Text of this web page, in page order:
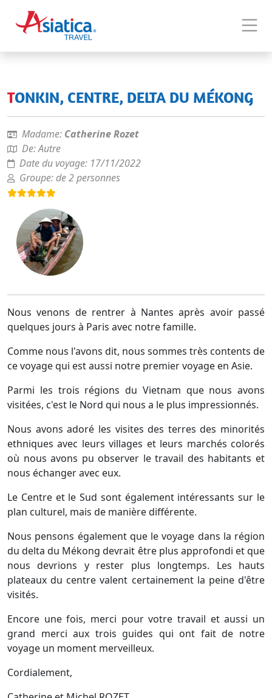
TONKIN, CENTRE, DELTA DU MÉKONG
Madame: Catherine Rozet
De:Autre
Date du voyage: 17/11/2022
Groupe:de 2 personnes
Nous venons de rentrer à Nantes après avoir passé
quelques jours à Paris avec notre famille.
Comme nous l'avons dit, nous sommes très contents de
ce voyage qui est aussi notre premier voyage en Asie.
Parmi les trois régions du Vietnam que nous avons
visitées, c'est le Nord qui nous a le plus impressionnés.
Nous avons adoré les visites des terres des minorités
ethniques avec leurs villages et leurs marchés colorés
où nous avons pu observer le travail des habitants et
nous échanger avec eux.
Le Centre et le Sud sont également intéressants sur le
plan culturel, mais de manière différente.
Nous pensons également que le voyage dans la région
du delta du Mékong devrait être plus approfondi et que
nous devrions y rester plus longtemps. Les hauts
plateaux du centre valent certainement la peine d'être
visités.
Encore une fois, merci pour votre travail et aussi un
grand merci aux trois guides qui ont fait de notre
voyage un moment merveilleux.
Cordialement,